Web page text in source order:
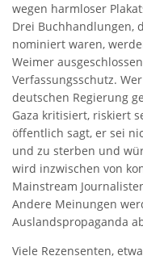
wegen harmloser
Drei Buchhandlungen,
nominiert waren,
Weimer
Verfassungsschutz.
deutschen Regierung
Gaza kritisiert, riskiert
öffentlich sagt, er sei
und zu sterben und
wird inzwischen von
Mainstream
Andere Meinungen
Auslandspropaganda
Viele Rezensenten,